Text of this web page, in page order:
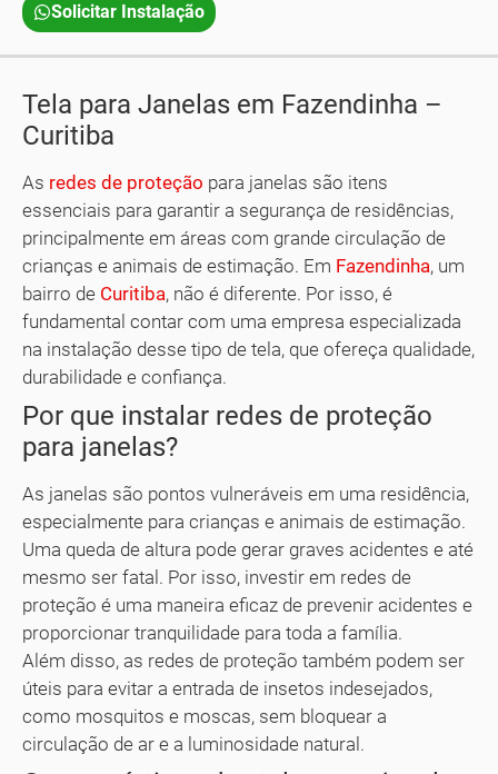
Solicitar Instalação
Tela para Janelas em Fazendinha –
Curitiba
As redes de proteção para janelas são itens
essenciais para garantir a segurança de residências,
principalmente em áreas com grande circulação de
crianças e animais de estimação. Em Fazendinha, um
bairro de Curitiba, não é diferente. Por isso, é
fundamental contar com uma empresa especializada
na instalação desse tipo de tela, que ofereça qualidade,
durabilidade e confiança.
Por que instalar redes de proteção
para janelas?
As janelas são pontos vulneráveis em uma residência,
especialmente para crianças e animais de estimação.
Uma queda de altura pode gerar graves acidentes e até
mesmo ser fatal. Por isso, investir em redes de
proteção é uma maneira eficaz de prevenir acidentes e
proporcionar tranquilidade para toda a família.
Além disso, as redes de proteção também podem ser
úteis para evitar a entrada de insetos indesejados,
como mosquitos e moscas, sem bloquear a
circulação de ar e a luminosidade natural.